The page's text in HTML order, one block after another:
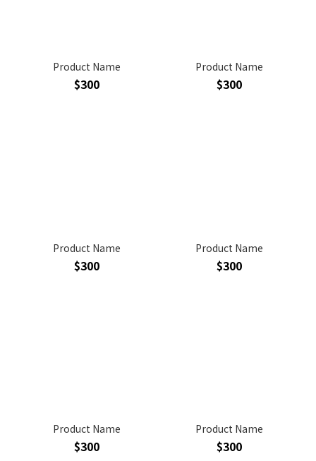
Product Name
$300
Product Name
$300
Product Name
$300
Product Name
$300
Product Name
$300
Product Name
$300